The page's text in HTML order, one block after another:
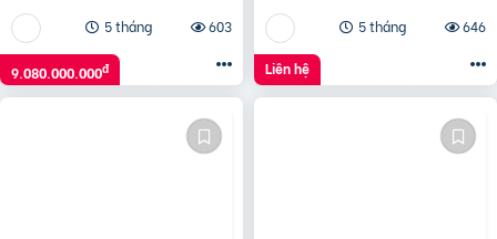
5 tháng
603
9.080.000.000đ
5 tháng
646
Liên hệ